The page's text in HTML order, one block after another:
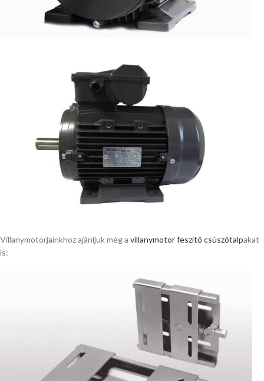
Villanymotorjainkhoz ajánljuk még a villanymotor feszítő csúszótalpakat
is: